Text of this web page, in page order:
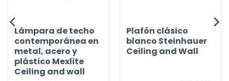
Lámpara de techo
contemporánea en
metal, acero y
plástico Mexlite
Ceiling and wall
Plafón clásico
blanco Steinhauer
Ceiling and Wall